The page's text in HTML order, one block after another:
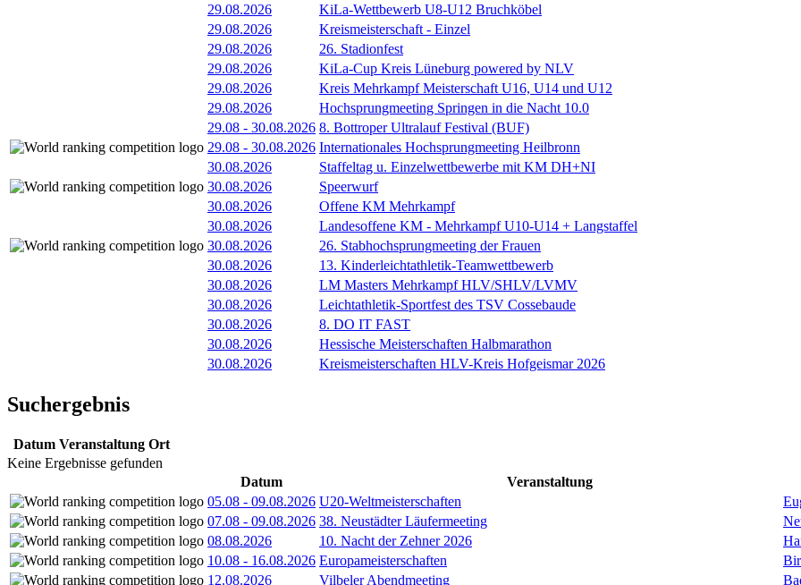
29.08.2026
KiLa-Wettbewerb U8-U12 Bruchköbel
29.08.2026
Kreismeisterschaft - Einzel
29.08.2026
26. Stadionfest
29.08.2026
KiLa-Cup Kreis Lüneburg powered by NLV
29.08.2026
Kreis Mehrkampf Meisterschaft U16, U14 und U12
29.08.2026
Hochsprungmeeting Springen in die Nacht 10.0
29.08 - 30.08.2026 8. Bottroper Ultralauf Festival (BUF)
29.08 - 30.08.2026 Internationales Hochsprungmeeting Heilbronn
30.08.2026
Staffeltag u. Einzelwettbewerbe mit KM DH+NI
30.08.2026
Speerwurf
30.08.2026
Offene KM Mehrkampf
30.08.2026
Landesoffene KM - Mehrkampf U10-U14 + Langstaffel
30.08.2026
26. Stabhochsprungmeeting der Frauen
30.08.2026
13. Kinderleichtathletik-Teamwettbewerb
30.08.2026
LM Masters Mehrkampf HLV/SHLV/LVMV
30.08.2026
Leichtathletik-Sportfest des TSV Cossebaude
30.08.2026
8. DO IT FAST
30.08.2026
Hessische Meisterschaften Halbmarathon
30.08.2026
Kreismeisterschaften HLV-Kreis Hofgeismar 2026
Suchergebnis
Datum Veranstaltung Ort
Keine Ergebnisse gefunden
Datum
Veranstaltung
05.08 - 09.08.2026 U20-Weltmeisterschaften
07.08 - 09.08.2026 38. Neustädter Läufermeeting
08.08.2026
10. Nacht der Zehner 2026
10.08 - 16.08.2026 Europameisterschaften
12.08.2026
Vilbeler Abendmeeting